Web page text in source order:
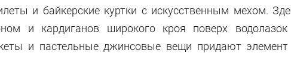
и байкерские куртки с искусственным мехом.
и кардиганов широкого кроя поверх
и пастельные джинсовые вещи придают элемент